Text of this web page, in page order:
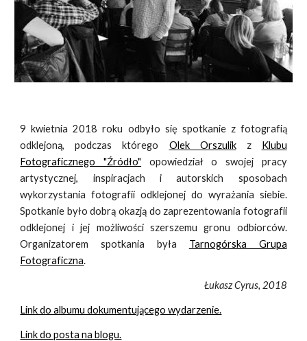
9 kwietnia 2018 roku odbyło się spotkanie z fotografią
odklejoną, podczas którego Olek Orszulikz Klubu
Fotograficznego "Źródło" opowiedział o swojej pracy
artystycznej, inspiracjach i autorskich sposobach
wykorzystania fotografii odklejonej do wyrażania siebie.
Spotkanie było dobrą okazją do zaprezentowania fotografii
odklejonej i jej możliwości szerszemu gronu odbiorców.
Organizatorem spotkania była Tarnogórska Grupa
Fotograficzna.
Łukasz Cyrus, 2018
Link do albumu dokumentującego wydarzenie.
Link do posta na blogu.